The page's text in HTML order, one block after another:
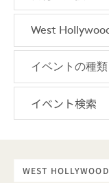
WEST HOLLYWOOD